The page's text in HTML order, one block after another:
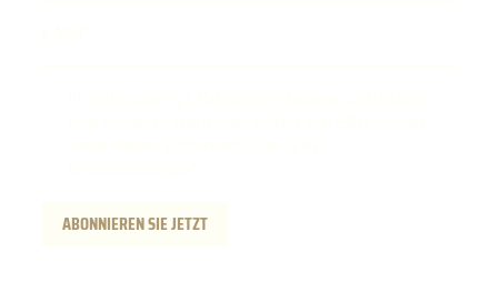
ABONNIEREN SIE JETZT